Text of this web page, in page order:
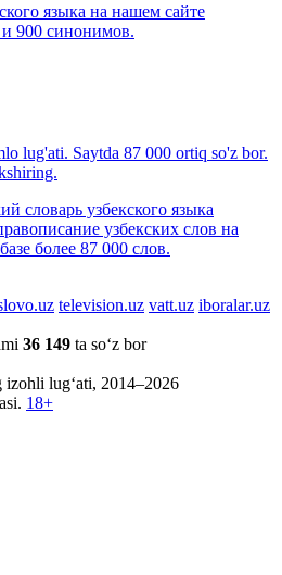
языка на нашем сайте
и 900 синонимов.
lug'ati. Saytda 87 000 ortiq so'z bor.
словарь узбекского языка
узбекских слов на
более 87 000 слов.
television.uz vatt.uz iboralar.uz
36 149 ta so‘z bor
lug‘ati, 2014–2026
18+